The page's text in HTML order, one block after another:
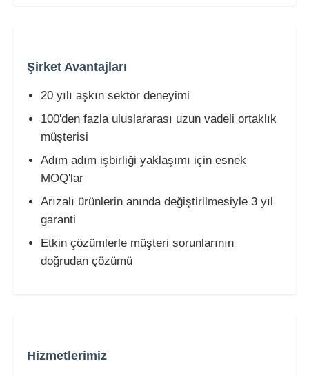
LED örgü ekranı
Şeffaf LED Ekran
Drone Uçan LED Ekran
holografik LED ekran
Şirket Avantajları
20 yılı aşkın sektör deneyimi
100'den fazla uluslararası uzun vadeli ortaklık
müşterisi
Adım adım işbirliği yaklaşımı için esnek
MOQ'lar
Arızalı ürünlerin anında değiştirilmesiyle 3 yıl
garanti
Etkin çözümlerle müşteri sorunlarının
doğrudan çözümü
Hizmetlerimiz